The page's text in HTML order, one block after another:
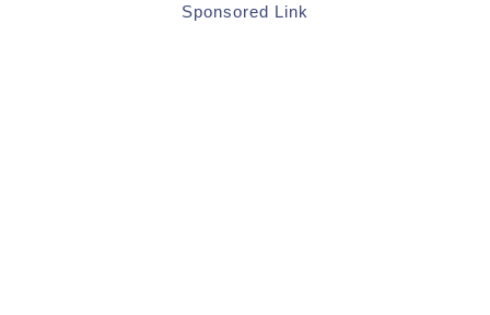
Sponsored Link